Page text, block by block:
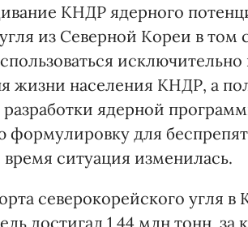
КНДР ядерного
из Северной Кореи в том
жизни населения КНДР, а
разработки ядерной
формулировку для
ситуация изменилась.
северокорейского угля в
достигал 1,44 млн тонн,